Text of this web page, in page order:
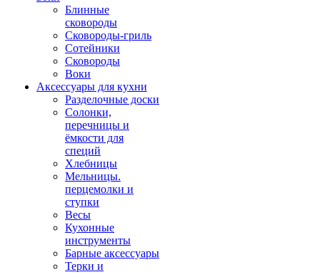
Блинные
сковороды
Сковороды-гриль
Сотейники
Сковороды
Воки
Аксессуары для кухни
Разделочные доски
Солонки,
перечницы и
ёмкости для
специй
Хлебницы
Мельницы.
перцемолки и
ступки
Весы
Кухонные
инструменты
Барные аксессуары
Терки и